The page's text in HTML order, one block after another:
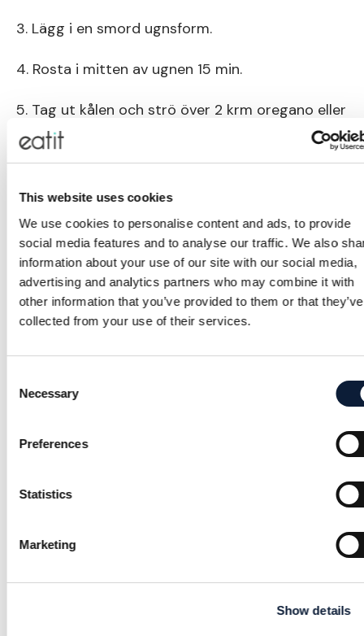
This website uses cookies
We use cookies to personalise content and ads, to provide
social media features and to analyse our traffic. We also
information about your use of our site with our social media,
advertising and analytics partners who may combine it with
other information that you’ve provided to them or that they’ve
collected from your use of their services.
Selection
Necessary
Preferences
Statistics
Marketing
Show details
3. Lägg i en smord ugnsform.
4. Rosta i mitten av ugnen 15 min.
5. Tag ut kålen och strö över 2 krm oregano eller
timjan.
200 ºC och baka längre ner i ugnen i ca 10
minuter tills kålen har mjuknat.
1 portion rostad spetskål med örter ger:
Energi: 70 kcal
Protein: 1,5 g
Fett: 3,5 gKolhydrat: 6,5 g
Fiber: 3,5 g
Rostad broccoli med citron, 4 port, 20 min
– 2 stånd broccoli
– 1 ekologisk citron
– 1 msk olivolja